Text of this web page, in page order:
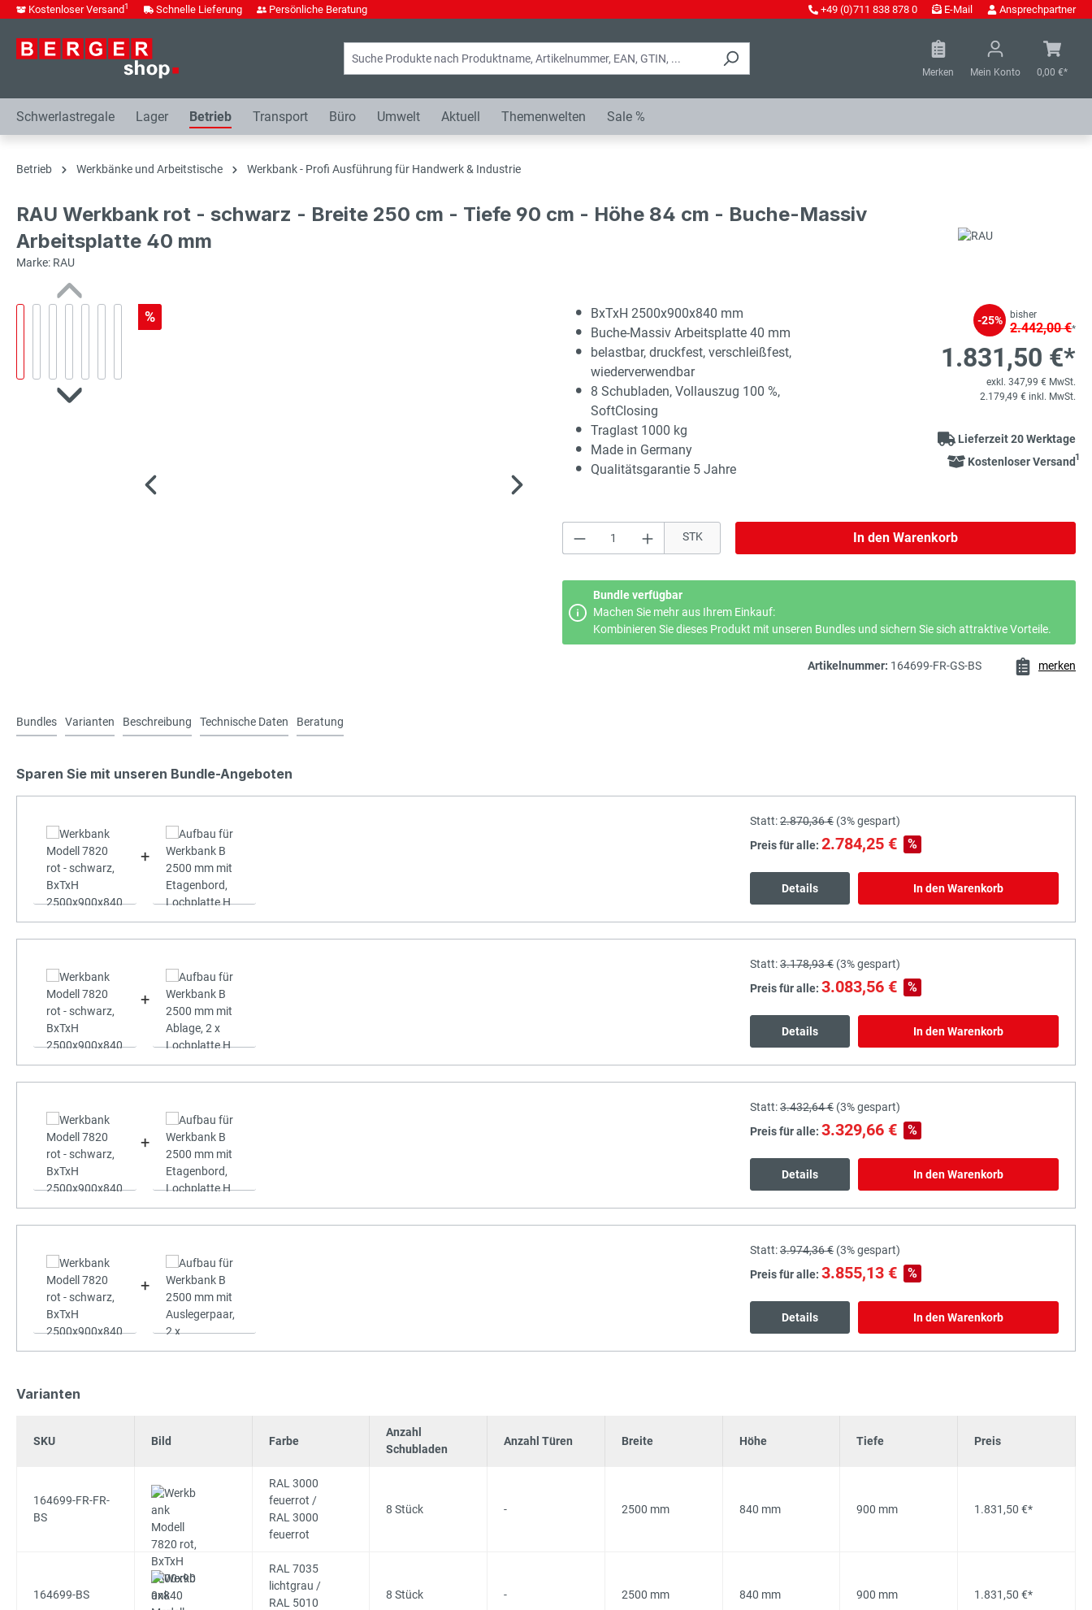
Zur Hauptnavigation springen
Kostenloser Versand1 Schnelle Lieferung Persönliche Beratung +49 (0)711 838 878 0 E-Mail Ansprechpartner
Merken Mein Konto 0,00 €*
Schwerlastregale Lager Betrieb Transport Büro Umwelt Aktuell Themenwelten Sale %
Betrieb Werkbänke und Arbeitstische Werkbank - Profi Ausführung für Handwerk & Industrie
RAU Werkbank rot - schwarz - Breite 250 cm - Tiefe 90 cm - Höhe 84 cm - Buche-Massiv
Arbeitsplatte 40 mm
Marke: RAU
%
BxTxH 2500x900x840 mm
Buche-Massiv Arbeitsplatte 40 mm
belastbar, druckfest, verschleißfest,
wiederverwendbar
8 Schubladen, Vollauszug 100 %,
SoftClosing
Traglast 1000 kg
Made in Germany
Qualitätsgarantie 5 Jahre
-25% bisher
2.442,00 €*
1.831,50 €*
exkl. 347,99 € MwSt.
2.179,49 € inkl. MwSt.
Lieferzeit 20 Werktage
Kostenloser Versand1
Produkt Anzahl: Gib den gewünschten Wert ein oder
STK In den Warenkorb
Bundle verfügbar
Machen Sie mehr aus Ihrem Einkauf:
Kombinieren Sie dieses Produkt mit unseren Bundles und sichern Sie sich attraktive Vorteile.
Artikelnummer: 164699-FR-GS-BS merken
Bundles Varianten Beschreibung Technische Daten Beratung
Sparen Sie mit unseren Bundle-Angeboten
+
Statt:2.870,36 € (3%gespart)
Preis für alle: 2.784,25 € %
Details In den Warenkorb
+
Statt:3.178,93 € (3%gespart)
Preis für alle: 3.083,56 € %
Details In den Warenkorb
+
Statt:3.432,64 € (3%gespart)
Preis für alle: 3.329,66 € %
Details In den Warenkorb
+
Statt:3.974,36 € (3%gespart)
Preis für alle: 3.855,13 € %
Details In den Warenkorb
Varianten
SKU Bild Farbe
Anzahl
Schubladen
Anzahl Türen Breite Höhe Tiefe Preis
164699-FR-FR-
BS
RAL 3000
feuerrot /
RAL 3000
feuerrot
8 Stück - 2500 mm 840 mm 900 mm 1.831,50 €*
164699-BS
RAL 7035
lichtgrau /
RAL 5010
8 Stück - 2500 mm 840 mm 900 mm 1.831,50 €*